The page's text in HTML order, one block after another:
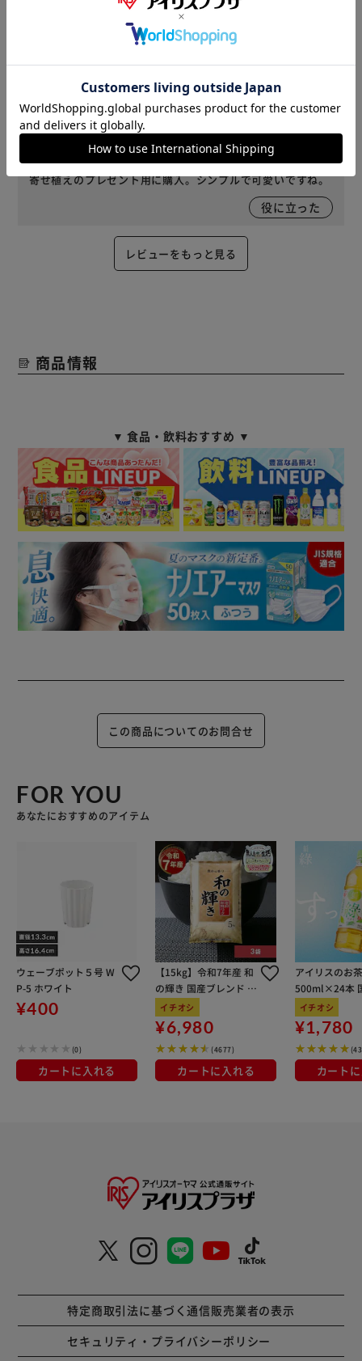
花が映えそうな良い色味です。植えるのが楽しみです。
あああ(女性)
サイズ : 5号 ｜ カラー : テラコッタブラウン 購入
寄せ植えのプレゼント用に購入。シンプルで可愛いですね。
役に立った
レビューをもっと見る
商品情報
▼ 食品・飲料おすすめ ▼
この商品についてのお問合せ
FOR YOU
あなたにおすすめのアイテム
ウェーブポット５号 W
P-5 ホワイト
¥400
(0)
カートに入れる
【15kg】令和7年産 和
の輝き 国産ブレンド 5
kg×3袋
イチオシ
¥6,980
(4677)
カートに入れる
アイリスのお
500ml×24本
100％使用
イチオシ
¥1,780
カート
特定商取引法に基づく通信販売業者の表示
セキュリティ・プライバシーポリシー